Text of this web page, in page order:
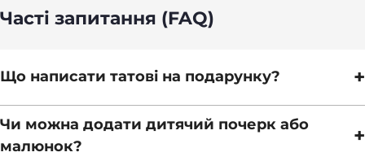
Часті запитання (FAQ)
Що написати татові на подарунку? +
Чи можна додати дитячий почерк або
малюнок?
+